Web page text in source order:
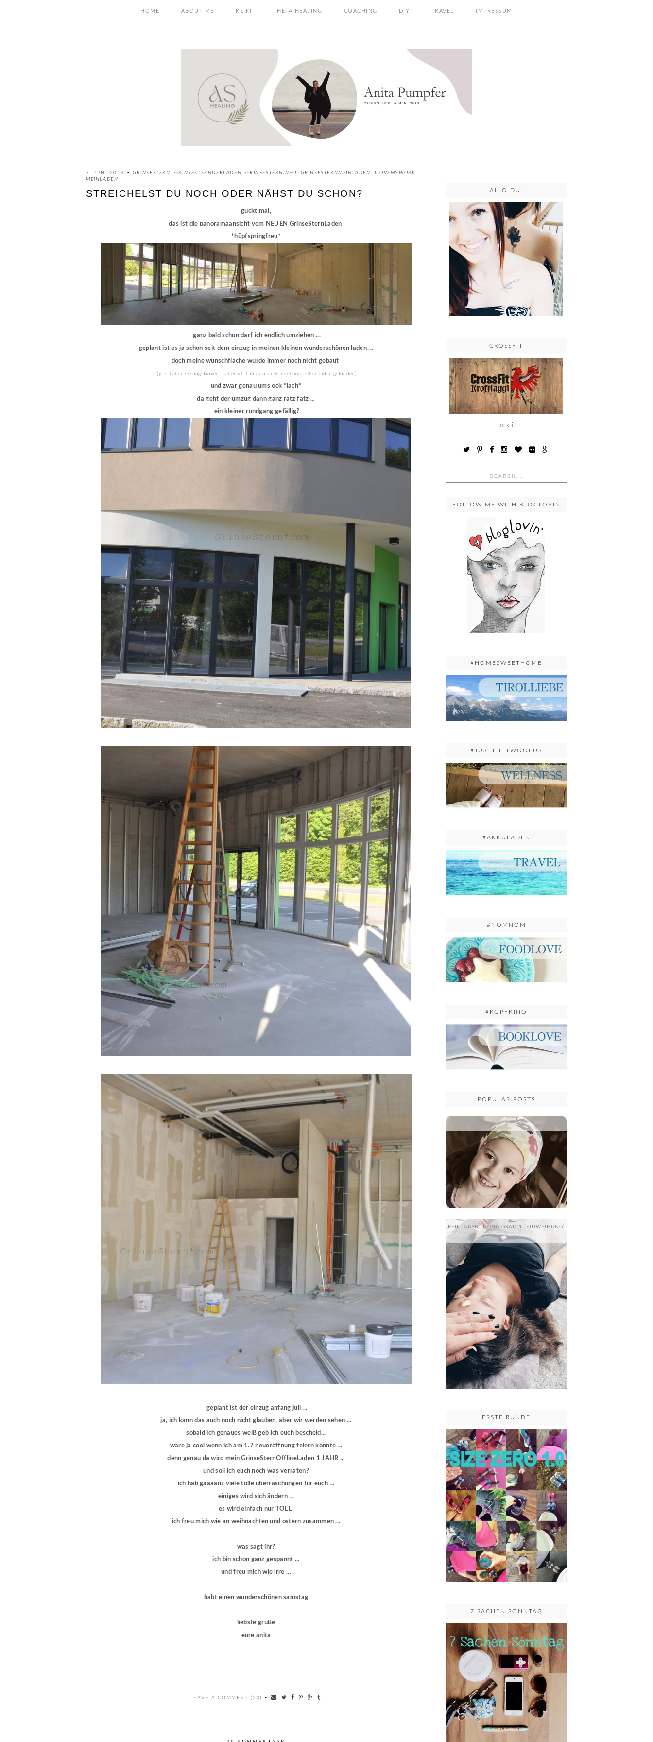
HOME ABOUT ME REIKI THETA HEALING COACHING DIY TRAVEL IMPRESSUM
7. JUNI 2014 • GRINSESTERN , GRINSESTERNDERLADEN,GRINSESTERNINFO, GRINSESTERNMEINLADEN , ILOVEMYWORK,
MEINLADEN
STREICHELST DU NOCH ODER NÄHST DU SCHON?
guckt mal,
das ist die panoramaansicht vom NEUEN GrinseSternLaden
*hüpfspringfreu*
ganz bald schon darf ich endlich umziehen ...
geplant ist es ja schon seit dem einzug in meinen kleinen wunderschönen laden ...
doch meine wunschfläche wurde immer noch nicht gebaut
(jetzt haben sie angefangen ... aber ich hab nun einen noch viel tollern laden gefunden)
und zwar genau ums eck *lach*
da geht der umzug dann ganz ratz fatz ...
ein kleiner rundgang gefällig?
geplant ist der einzug anfang juli ...
ja, ich kann das auch noch nicht glauben, aber wir werden sehen ...
sobald ich genaues weiß geb ich euch bescheid...
wäre ja cool wenn ich am 1.7 neueröffnung feiern könnte ...
denn genau da wird mein GrinseSternOfflineLaden 1 JAHR ...
und soll ich euch noch was verraten?
ich hab gaaaanz viele tolle überraschungen für euch ...
einiges wird sich ändern ...
es wird einfach nur TOLL
ich freu mich wie an weihnachten und ostern zusammen ...
was sagt ihr?
ich bin schon ganz gespannt ...
und freu mich wie irre ...
habt einen wunderschönen samstag
liebste grüße
eure anita
LEAVE A COMMENT (20) •
HALLO DU...
CROSSFIT
rock it
FOLLOW ME WITH BLOGLOVIN
#HOMESWEETHOME
#JUSTTHETWOOFUS
#AKKULADEN
#NOMNOM
#KOPFKINO
POPULAR POSTS
...
REIKI AUSBILDUNG GRAD 1 {EINWEIHUNG}
....
ERSTE RUNDE
7 SACHEN SONNTAG